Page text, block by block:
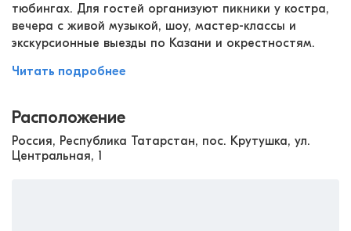
тюбингах. Для гостей организуют пикники у костра,
вечера с живой музыкой, шоу, мастер-классы и
экскурсионные выезды по Казани и окрестностям.
Читать подробнее
Расположение
Россия, Республика Татарстан, пос. Крутушка, ул.
Центральная, 1